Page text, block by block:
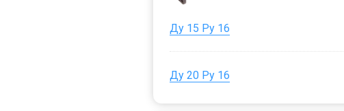
Ду 15 Ру 16
Ду 20 Ру 16